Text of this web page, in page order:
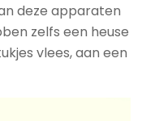
deze apparaten
zelfs een heuse
vlees, aan een